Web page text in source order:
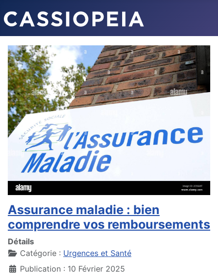
Assurance maladie : bien
comprendre vos remboursements
Détails
Catégorie : Urgences et Santé
Publication : 10 Février 2025